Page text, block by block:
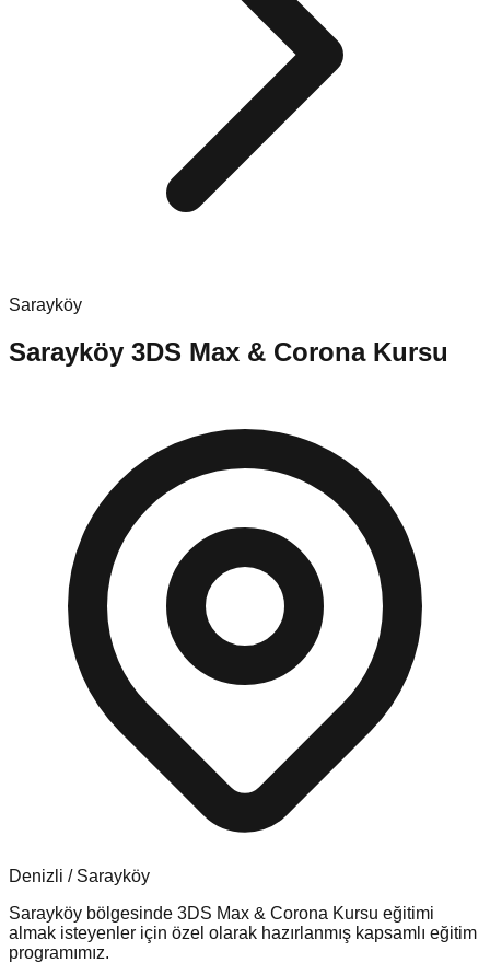
Sarayköy
Sarayköy 3DS Max & Corona Kursu
Denizli / Sarayköy
Sarayköy bölgesinde 3DS Max & Corona Kursu eğitimi
almak isteyenler için özel olarak hazırlanmış kapsamlı eğitim
programımız.